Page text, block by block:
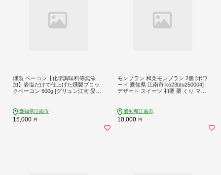
燻製 ベーコン【化学調味料等無添
加】岩塩だけで仕上げた燻製ブロッ
クベーコン 600g [グリュン江南 愛知
無添加 岩塩 肉加工品 加工品 真空パ
ック BBQ バーベキュー お弁当 おか
ず 簡単 冷凍
愛知県江南市
15,000 円
モンブラン 和栗モンブラン 2個 [ボワ
ード 愛知県 江南市 ko23btu250004]
デザート スイーツ 和栗 栗 くり マロ
愛知県江南市
10,000 円